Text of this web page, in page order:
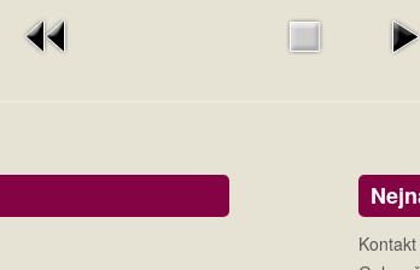
Kontakt